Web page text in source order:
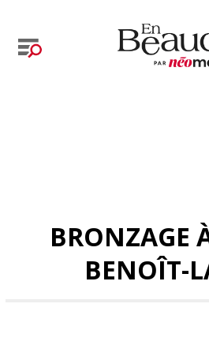
BRONZAGE
BENOÎT-